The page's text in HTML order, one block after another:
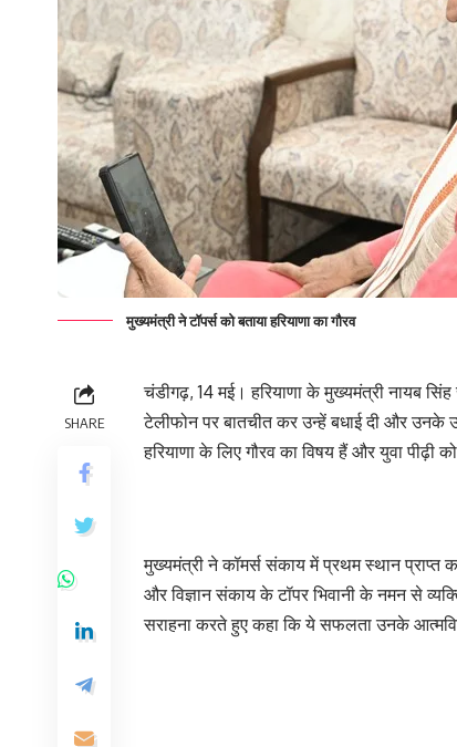
मुख्यमंत्री ने टॉपर्स को बताया हरियाणा का गौरव
SHARE
चंडीगढ़, 14 मई। हरियाणा के मुख्यमंत्री नायब सिंह
टेलीफोन पर बातचीत कर उन्हें बधाई दी और उनके
हरियाणा के लिए गौरव का विषय हैं और युवा पीढ़ी
मुख्यमंत्री ने कॉमर्स संकाय में प्रथम स्थान
और विज्ञान संकाय के टॉपर भिवानी के नमन से
सराहना करते हुए कहा कि ये सफलता उनके